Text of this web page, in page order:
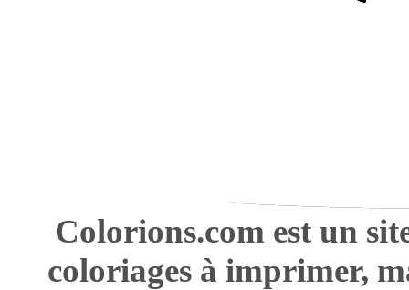
Colorions.com est un
coloriages à imprimer,